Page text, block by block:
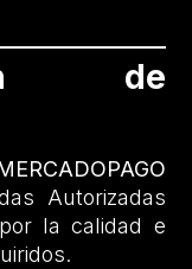
de
Autorizadas
la calidad e